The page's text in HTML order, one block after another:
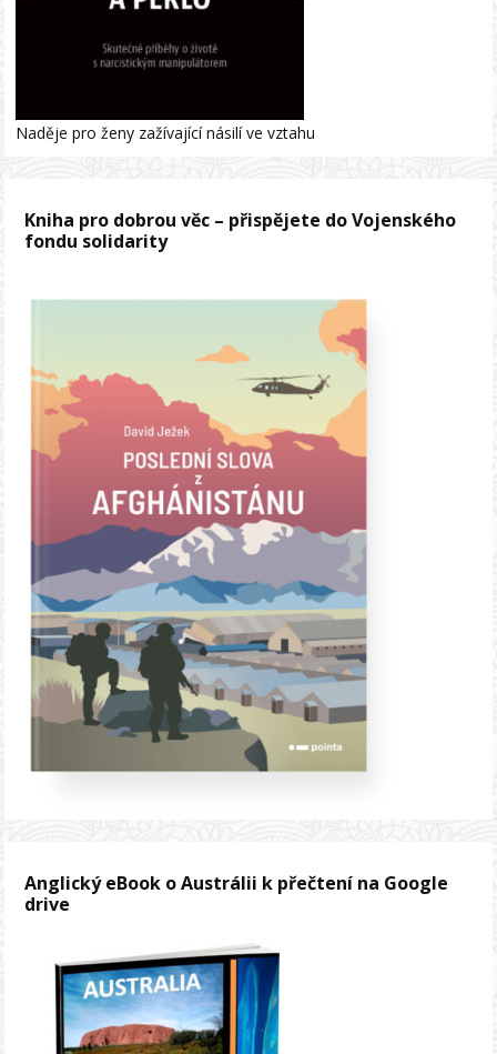
Naděje pro ženy zažívající násilí ve vztahu
Kniha pro dobrou věc – přispějete do Vojenského
fondu solidarity
Anglický eBook o Austrálii k přečtení na Google
drive